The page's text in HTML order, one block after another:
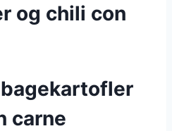
og chili con
carne